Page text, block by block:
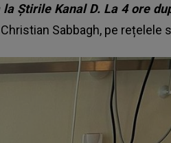
Știrile Kanal D. La 4 ore
Sabbagh, pe rețelele